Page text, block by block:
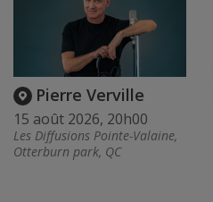
Pierre Verville
15 août 2026, 20h00
Les Diffusions Pointe-Valaine,
Otterburn park, QC